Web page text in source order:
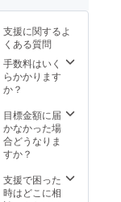
金の返
却は致
しかね
ます。
6月〜
12月 ※
スポン
サー掲
載にあ
たり個
は法人
の事業
内容な
ど考慮
載をお
断りさ
支援に関するよ
くある質問
手数料はいく
らかかります
か？
目標金額に届
かなかった場
合どうなりま
すか？
支援で困った
時はどこに相